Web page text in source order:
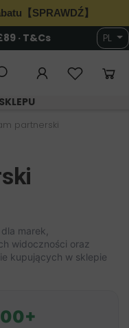
【SPRAWDŹ】
· T&Cs PL
partnerski
marek,
widoczności oraz
kupujących w sklepie